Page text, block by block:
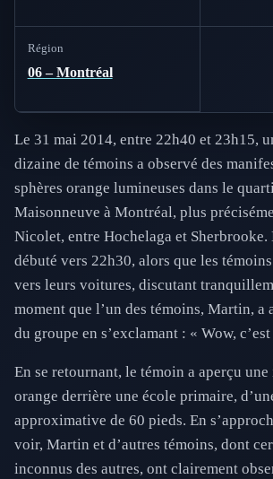
Région
06 – Montréal
Le 31 mai 2014, entre 22h40 et 23h15,
dizaine de témoins a observé des
sphères orange lumineuses dans le
Maisonneuve à Montréal, plus
Nicolet, entre Hochelaga et Sherbrooke.
débuté vers 22h30, alors que les
vers leurs voitures, discutant
moment que l’un des témoins, Martin, a
du groupe en s’exclamant : « Wow,
En se retournant, le témoin a aperçu
orange derrière une école primaire,
approximative de 60 pieds. En
voir, Martin et d’autres témoins, dont
inconnus des autres, ont clairement